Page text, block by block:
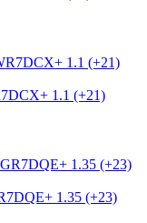
1.1 (+21)
1.35 (+23)